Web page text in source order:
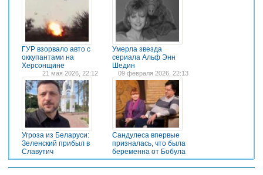
ГУР взорвало авто с
оккупантами на
Херсонщине
Умерла звезда
сериала Альф Энн
Шедин
21 мая 2026, 22:12
Угроза из Беларуси:
Зеленский прибыл в
Славутич
09 февраля 2026, 22:13
Сандулеса впервые
призналась, что была
беременна от Бобула